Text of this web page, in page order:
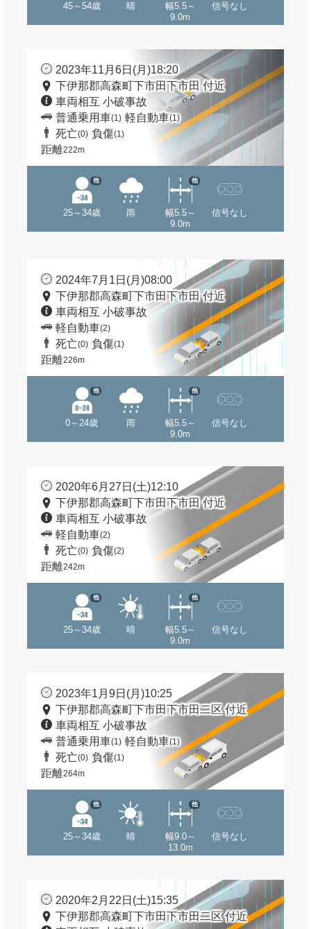
45～54歳 晴
幅5.5～
9.0m
信号なし
2023年11月6日(月)18:20
下伊那郡高森町下市田下市田 付近
車両相互 小破事故
普通乗用車(1) 軽自動車(1)
死亡(0) 負傷(1)
距離222m
25～34歳
他
雨
幅5.5～
9.0m
他
信号なし
2024年7月1日(月)08:00
下伊那郡高森町下市田下市田 付近
車両相互 小破事故
軽自動車(2)
死亡(0) 負傷(1)
距離226m
0～24歳
他
雨
幅5.5～
9.0m
他
信号なし
2020年6月27日(土)12:10
下伊那郡高森町下市田下市田 付近
車両相互 小破事故
軽自動車(2)
死亡(0) 負傷(2)
距離242m
25～34歳
他
晴
幅5.5～
9.0m
他
信号なし
2023年1月9日(月)10:25
下伊那郡高森町下市田下市田二区 付近
車両相互 小破事故
普通乗用車(1) 軽自動車(1)
死亡(0) 負傷(1)
距離264m
25～34歳
他
晴
幅9.0～
13.0m
他
信号なし
2020年2月22日(土)15:35
下伊那郡高森町下市田下市田二区 付近